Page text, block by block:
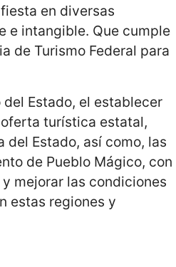
en diversas
e intangible. Que cumple
de Turismo Federal para
Estado, el establecer
turística estatal,
Estado, así como, las
de Pueblo Mágico, con
mejorar las condiciones
estas regiones y